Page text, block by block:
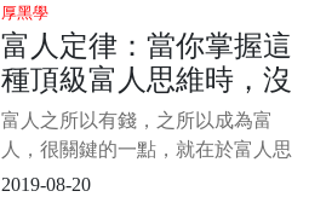
者來說，需要掌握怎樣的綜合能力
和技巧呢？以下分享創業成功者不
說，但你應該掌握的7種能力、33個
技巧，創業想成功，一旦掌握這些
能力和技巧，賺錢就比較穩，來學
習下吧。 第
厚黑學
富人定律：當你掌握這
種頂級富人思維時，沒
有什麼攔得住你變富
富人之所以有錢，之所以成為富
人，很關鍵的一點，就在於富人思
維，而在富人思維中，有一種思維
2019-08-20